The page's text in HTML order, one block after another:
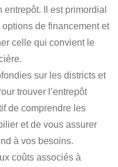
entrepôt. Il est primordial
de financement et
celle qui convient le
sur les districts et
trouver l’entrepôt
de comprendre les
et de vous assurer
à vos besoins.
coûts associés à